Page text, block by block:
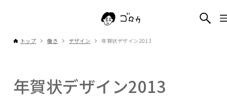
トップ 働き デザイン 年賀状デザイン2013
年賀状デザイン2013